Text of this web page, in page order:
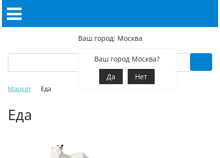
Ваш город: Москва
Ваш город Москва?
Да
Нет
Маркет Еда
Еда